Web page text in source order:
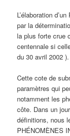
L’élaboration
par la
la plus forte crue
centennale si
du 30 avril 2002 ).
Cette cote de
paramètres qui
notamment les
côte. Dans un
définitions, nous
PHÉNOMÈNES